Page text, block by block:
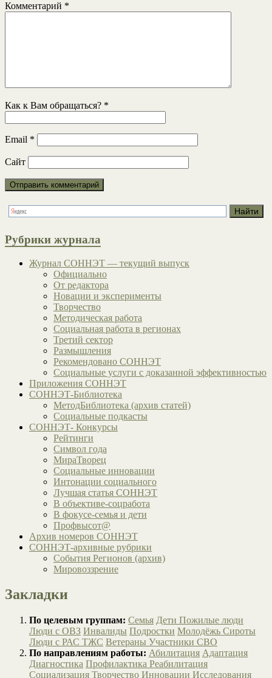
Комментарий *
Как к Вам обращаться? *
Email *
Сайт
Рубрики журнала
Журнал СОННЭТ — текущий выпуск
Официально
От редактора
Новации и эксперименты
Творчество
Методическая работа
Социальная работа в регионах
Третий сектор
Размышления
Рекомендовано СОННЭТ
Социальные услуги с доказанной эффективностью
Приложения СОННЭТ
СОННЭТ-Библиотека
МетодБиблиотека (архив статей)
Социальные подкасты
СОННЭТ- Конкурсы
Рейтинги
Символ года
МираТворец
Социальные инновации
Интонации социального
Лучшая статья СОННЭТ
В объективе-соцработа
В фокусе-семья и дети
Профвысот@
Архив номеров СОННЭТ
СОННЭТ-архивные рубрики
События Регионов (архив)
Мировоззрение
Закладки
По целевым группам: Семья Дети Пожилые люди
Люди с ОВЗ Инвалиды Подростки Молодёжь Сироты
Люди с РАС ТЖС Ветераны Участники СВО
По направлениям работы: Абилитация Адаптация
Диагностика Профилактика Реабилитация
Социализация Творчество Инновации Исследования